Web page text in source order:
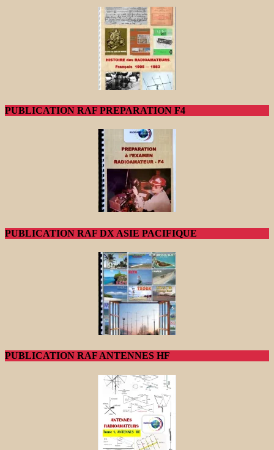
PUBLICATION RAF PREPARATION F4
PUBLICATION RAF DX ASIE PACIFIQUE
PUBLICATION RAF ANTENNES HF